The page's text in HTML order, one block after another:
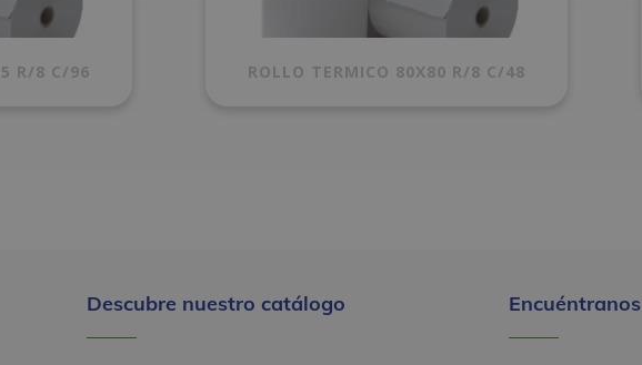
R/8 C/96 ROLLO TERMICO 80X80 R/8 C/48
Descubre nuestro catálogo